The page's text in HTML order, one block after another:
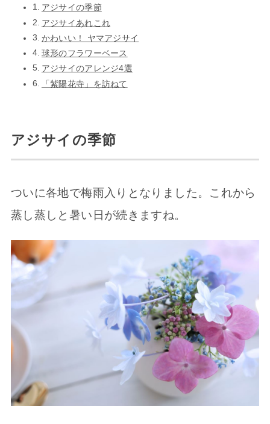
アジサイの季節
アジサイあれこれ
かわいい！ ヤマアジサイ
球形のフラワーベース
アジサイのアレンジ4選
「紫陽花寺」を訪ねて
アジサイの季節
ついに各地で梅雨入りとなりました。これから
蒸し蒸しと暑い日が続きますね。